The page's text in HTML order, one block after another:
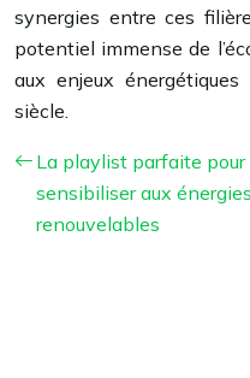
synergies entre ces
potentiel immense de
aux enjeux
siècle.
La playlist parfaite pour
sensibiliser aux énergies
renouvelables